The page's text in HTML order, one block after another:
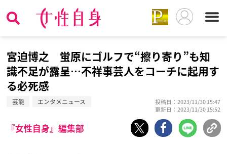
宮迫博之 蛍原にゴルフで“擦り寄り”も知
識不足が露呈…不祥事芸人をコーチに起用す
る必死感
芸能 エンタメニュース
投稿日：2023/11/30 15:47
更新日：2023/11/30 15:52
『女性自身』編集部